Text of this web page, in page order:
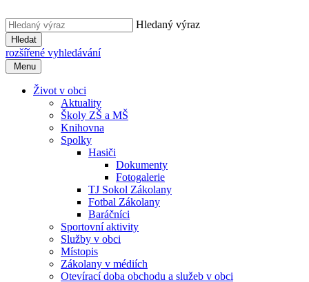
Hledaný výraz
Hledat
rozšířené vyhledávání
Menu
Život v obci
Aktuality
Školy ZŠ a MŠ
Knihovna
Spolky
Hasiči
Dokumenty
Fotogalerie
TJ Sokol Zákolany
Fotbal Zákolany
Baráčníci
Sportovní aktivity
Služby v obci
Místopis
Zákolany v médiích
Otevírací doba obchodu a služeb v obci